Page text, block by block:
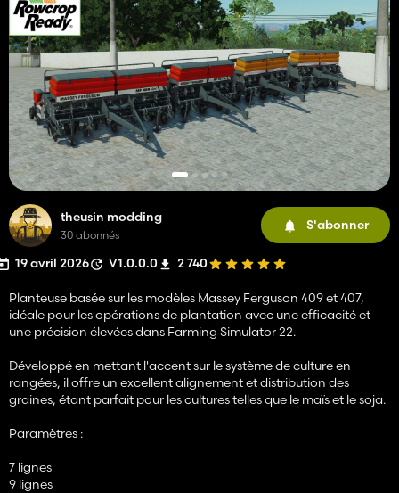
theusin modding
30 abonnés
S'abonner
19 avril 2026 V1.0.0.0 2 740
Planteuse basée sur les modèles Massey Ferguson 409 et 407,
idéale pour les opérations de plantation avec une efficacité et
une précision élevées dans Farming Simulator 22.
Développé en mettant l'accent sur le système de culture en
rangées, il offre un excellent alignement et distribution des
graines, étant parfait pour les cultures telles que le maïs et le soja.
Paramètres :
7 lignes
9 lignes